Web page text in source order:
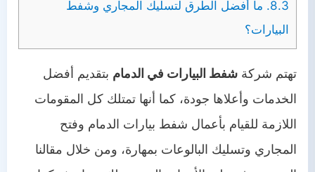
8.3. ما أفضل الطرق لتسليك المجاري وشفط
البيارات؟
تهتم شركة شفط البيارات في الدمام بتقديم أفضل
الخدمات وأعلاها جودة، كما أنها تمتلك كل المقومات
اللازمة للقيام بأعمال شفط بيارات الدمام وفتح
المجاري وتسليك البالوعات بمهارة، ومن خلال مقالنا